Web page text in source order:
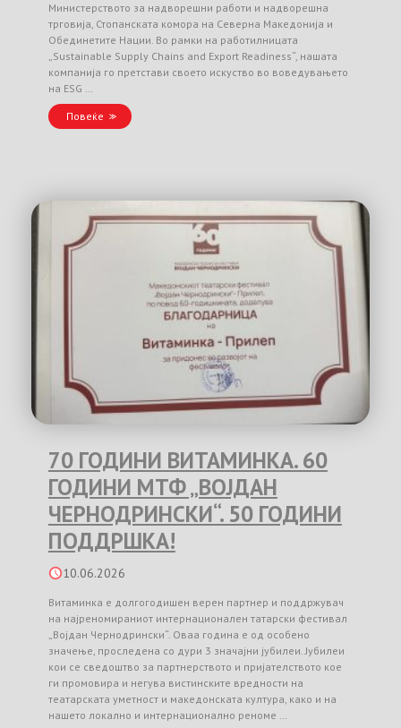
Министерството за надворешни работи и надворешна
трговија, Стопанската комора на Северна Македонија и
Обединетите Нации. Во рамки на работилницата
„Sustainable Supply Chains and Export Readiness“, нашата
компанија го претстави своето искуство во воведувањето
на ESG …
Повеќе
70 ГОДИНИ ВИТАМИНКА. 60
ГОДИНИ МТФ „ВОЈДАН
ЧЕРНОДРИНСКИ“. 50 ГОДИНИ
ПОДДРШКА!
10.06.2026
Витаминка е долгогодишен верен партнер и поддржувач
на најреномираниот интернационален татарски фестивал
„Војдан Чернодрински“. Оваа година е од особено
значење, проследена со дури 3 значајни јубилеи. Јубилеи
кои се сведоштво за партнерството и пријателството кое
ги промовира и негува вистинските вредности на
театарската уметност и македонската култура, како и на
нашето локално и интернационално реноме …